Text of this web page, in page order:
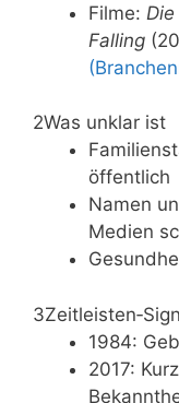
Filme:
Falling
2Was unklar ist
öffentlich
Namen
Medien
3
1984:
2017: